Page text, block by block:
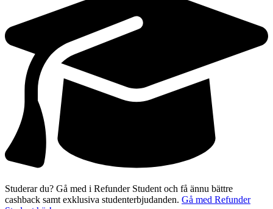
Studerar du? Gå med i Refunder Student och få ännu bättre
cashback samt exklusiva studenterbjudanden. Gå med Refunder